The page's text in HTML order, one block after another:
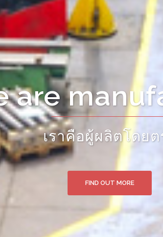
from
สินค้าจากแหล่งผลิตโด
FIND OUT MORE